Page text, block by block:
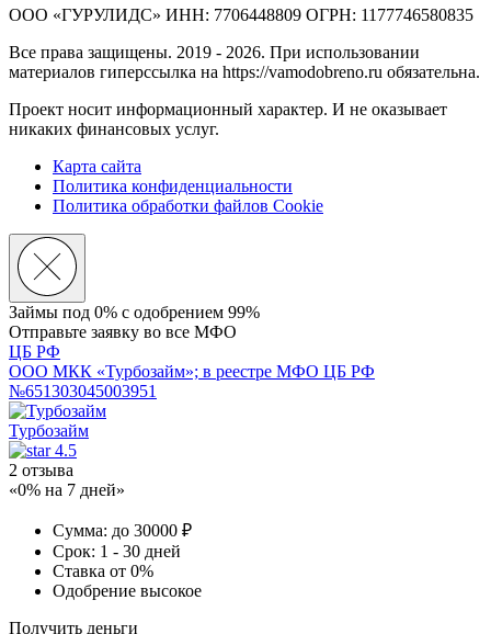
ООО «ГУРУЛИДС» ИНН: 7706448809 ОГРН: 1177746580835
Все права защищены. 2019 - 2026. При использовании
материалов гиперссылка на https://vamodobreno.ru обязательна.
Проект носит информационный характер. И не оказывает
никаких финансовых услуг.
Карта сайта
Политика конфиденциальности
Политика обработки файлов Cookie
Займы под 0% с одобрением 99%
Отправьте заявку во все МФО
ЦБ РФ
ООО МКК «Турбозайм»; в реестре МФО ЦБ РФ
№651303045003951
Турбозайм
4.5
2 отзыва
«0% на 7 дней»
Сумма: до 30000 ₽
Срок: 1 - 30 дней
Ставка от 0%
Одобрение высокое
Получить деньги